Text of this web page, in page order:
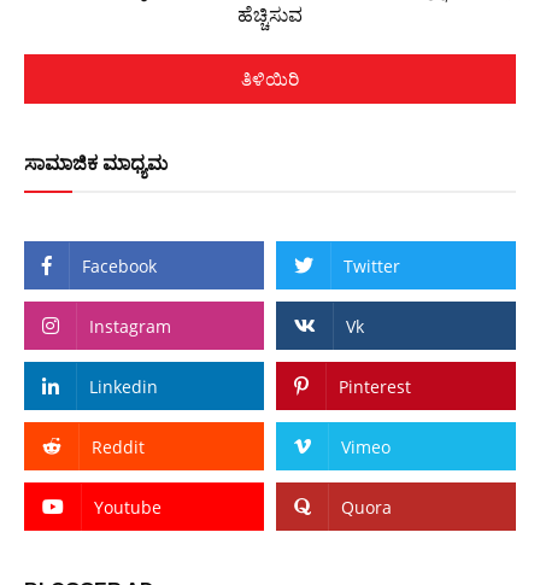
ಹೆಚ್ಚಿಸುವ
ತಿಳಿಯಿರಿ
ಸಾಮಾಜಿಕ ಮಾಧ್ಯಮ
Facebook Twitter
Instagram Vk
Linkedin Pinterest
Reddit Vimeo
Youtube Quora